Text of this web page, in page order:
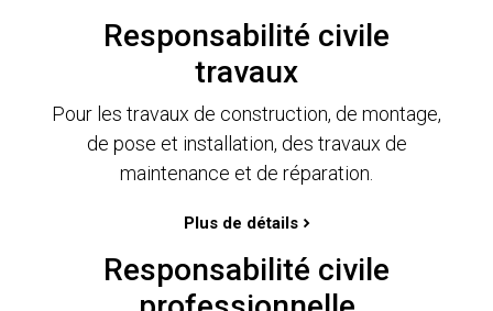
Responsabilité civile
travaux
Pour les travaux de construction, de montage,
de pose et installation, des travaux de
maintenance et de réparation.
Plus de détails
Responsabilité civile